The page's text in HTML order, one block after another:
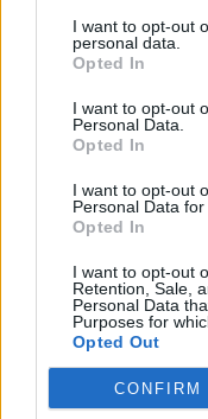
I want to opt-out
personal data.
Opted In
I want to opt-out
Personal Data.
Opted In
I want to opt-out
Personal Data for
Opted In
I want to opt-out
Retention, Sale,
Personal Data
Purposes for
Opted Out
CONFIRM
COMMENTS
LATEST NEWS
ΜΠΑΣΚΕΤ
«Πάει για το μπαμ
SUPER LEAGUE
Παρελθόν από την
ΠΟΔΟΣΦΑΙΡΟ